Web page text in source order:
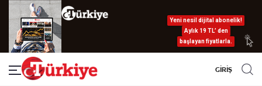
Yeni nesil dijital abonelik!
Aylık 19 TL’ den
başlayan fiyatlarla.
GİRİŞ